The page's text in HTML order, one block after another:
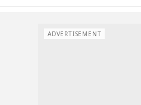
ADVERTISEMENT